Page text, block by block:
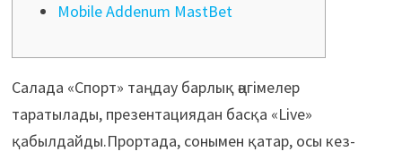
Mobile Addenum MastBet
Салада «Спорт» таңдау барлық әңгімелер
таратылады, презентациядан басқа «Live»
қабылдайды.Прортада, сонымен қатар, осы кез-